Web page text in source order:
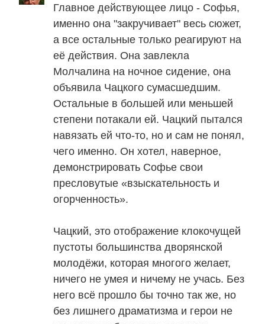
Главное действующее лицо - Софья,
именно она "закручивает" весь сюжет,
а все остальные только реагируют на
её действия. Она завлекла
Молчалина на ночное сидение, она
объявила Чацкого сумасшедшим.
Остальные в большей или меньшей
степени потакали ей. Чацкий пытался
навязать ей что-то, но и сам не понял,
чего именно. Он хотел, наверное,
демонстрировать Софье свои
пресловутые «взыскательность и
огорченность».
Чацкий, это отображение клокочущей
пустоты большинства дворянской
молодёжи, которая многого желает,
ничего не умея и ничему не учась. Без
него всё прошло бы точно так же, но
без лишнего драматизма и герои не